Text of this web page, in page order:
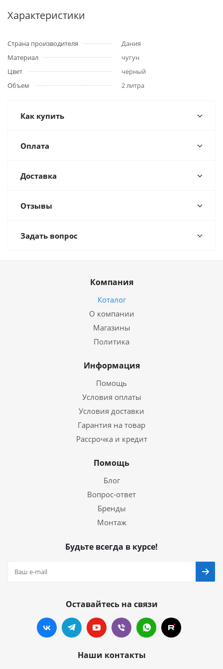
Характеристики
Страна производителя
Дания
Материал
чугун
Цвет
черный
Объем
2 литра
Как купить
Оплата
Доставка
Отзывы
Задать вопрос
Компания
Коталог
О компании
Магазины
Политика
Информация
Помощь
Условия оплаты
Условия доставки
Гарантия на товар
Рассрочка и кредит
Помощь
Блог
Вопрос-ответ
Бренды
Монтаж
Будьте всегда в курсе!
Оставайтесь на связи
Наши контакты